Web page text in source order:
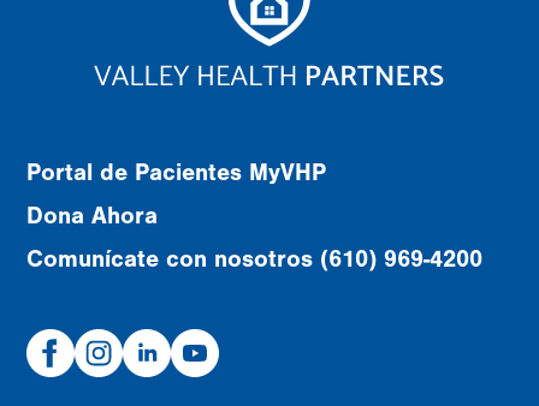
Portal de Pacientes MyVHP
Dona Ahora
Comunícate con nosotros (610) 969-4200
FacebookInstagramLinked
In
Youtube